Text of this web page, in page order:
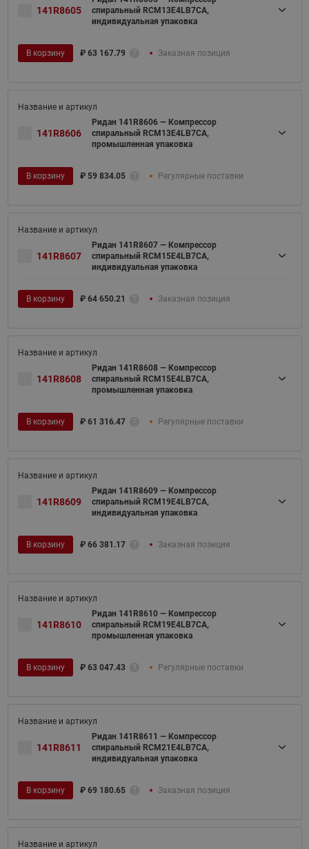
141R8605
спиральный RCM13E4LB7CA,
индивидуальная упаковка
В корзину ₽ 63 167.79 Заказная позиция
141R8606
Ридан 141R8606 — Компрессор
спиральный RCM13E4LB7CA,
промышленная упаковка
В корзину ₽ 59 834.05 Регулярные поставки
141R8607
Ридан 141R8607 — Компрессор
спиральный RCM15E4LB7CA,
индивидуальная упаковка
В корзину ₽ 64 650.21 Заказная позиция
141R8608
Ридан 141R8608 — Компрессор
спиральный RCM15E4LB7CA,
промышленная упаковка
В корзину ₽ 61 316.47 Регулярные поставки
141R8609
Ридан 141R8609 — Компрессор
спиральный RCM19E4LB7CA,
индивидуальная упаковка
В корзину ₽ 66 381.17 Заказная позиция
141R8610
Ридан 141R8610 — Компрессор
спиральный RCM19E4LB7CA,
промышленная упаковка
В корзину ₽ 63 047.43 Регулярные поставки
141R8611
Ридан 141R8611 — Компрессор
спиральный RCM21E4LB7CA,
индивидуальная упаковка
В корзину ₽ 69 180.65 Заказная позиция